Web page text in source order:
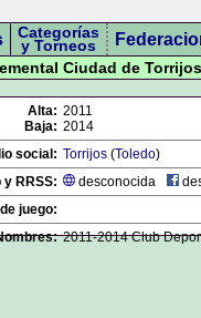
Categorías
y Torneos
Ciudad de Torrijos
Alta: 2011
Baja: 2014
social: Torrijos (Toledo)
y RRSS:
desconocida
juego:
2011-2014 Club